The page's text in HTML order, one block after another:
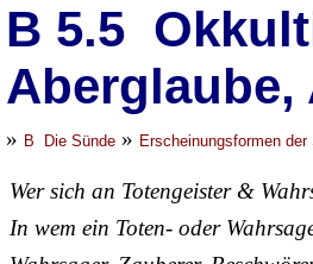
B 5.5
» B Die Sünde » Erscheinungsformen der
Wer sich an Totengeister &
In wem ein Toten- oder